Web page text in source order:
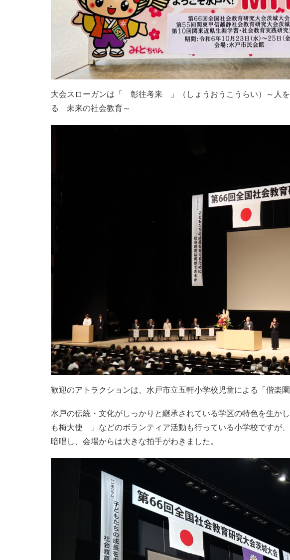
大会スローガンは「 彰往考来 」（しょうおうこうらい）～人
る 未来の社会教育～
歓迎のアトラクションは、水戸市立五軒小学校児童による「偕楽
水戸の伝統・文化がしっかりと継承されている学区の特色を生
も梅大使 」などのボランティア活動も行っている小学校ですが
暗唱し、会場からは大きな拍手がわきました。